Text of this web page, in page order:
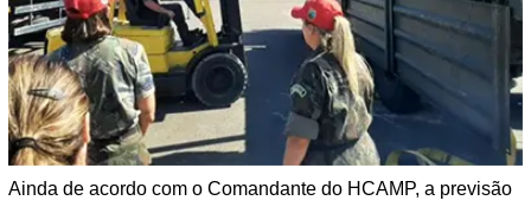
Ainda de acordo com o Comandante do HCAMP, a previsão